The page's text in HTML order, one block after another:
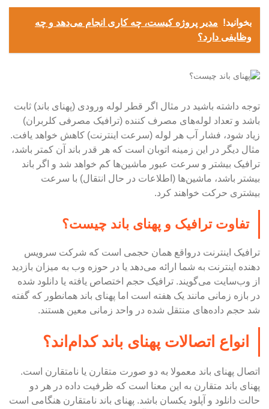
بخوانید! مدیر پروژه کیست، چه کاری انجام می‌دهد و چه
وظایفی دارد؟
توجه داشته باشید در مثال اگر قطر لوله ورودی (پهنای باند) ثابت
باشد و تعداد لوله‌های مصرف کننده (ترافیک مصرفی کلربران)
زیاد شود، فشار آب هر لوله (سرعت اینترنت) کاهش خواهد یافت.
مثال دیگر در این زمینه اتوبان است که هر قدر باند آن کمتر باشد،
ترافیک بیشتر و سرعت عبور ماشین‌ها کم خواهد شد و اگر باند
بیشتر باشد، ماشین‌ها (اطلاعات در حال انتقال) با سرعت
بیشتری حرکت خواهند کرد.
تفاوت ترافیک و پهنای باند چیست؟
ترافیک اینترنت درواقع همان حجمی است که شرکت سرویس
دهنده اینترنت به شما ارائه می‌دهد یا در حوزه وب به میزان بازدید
از وب‌سایت می‌گویند. ترافیک حجم اختصاص یافته یا دانلود شده
در بازه زمانی مانند یک هفته است اما پهنای باند همانطور که گفته
شد حجم داده‌های منتقل شده در واحد زمانی معین هستند.
انواع اتصالات پهنای باند کدام‌اند؟
اتصال پهنای باند معمولا به دو صورت متقارن یا نامتقارن است.
پهنای باند متقارن به این معنا است که ظرفیت داده در هر دو
حالت دانلود و آپلود یکسان باشد. پهنای باند نامتقارن هنگامی است